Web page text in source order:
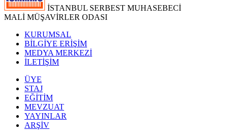
İSTANBUL SERBEST MUHASEBECİ
MALİ MÜŞAVİRLER ODASI
KURUMSAL
BİLGİYE ERİŞİM
MEDYA MERKEZİ
İLETİŞİM
ÜYE
STAJ
EĞİTİM
MEVZUAT
YAYINLAR
ARŞİV